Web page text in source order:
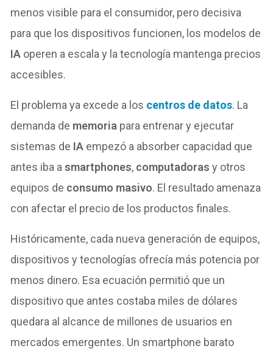
menos visible para el consumidor, pero decisiva
para que los dispositivos funcionen, los modelos de
IA operen a escala y la tecnología mantenga precios
accesibles.
El problema ya excede a los centros de datos. La
demanda de memoria para entrenar y ejecutar
sistemas de IA empezó a absorber capacidad que
antes iba asmartphones, computadorasy otros
equipos de consumo masivo. El resultado amenaza
con afectar el precio de los productos finales.
Históricamente, cada nueva generación de equipos,
dispositivos y tecnologías ofrecía más potencia por
menos dinero. Esa ecuación permitió que un
dispositivo que antes costaba miles de dólares
quedara al alcance de millones de usuarios en
mercados emergentes. Un smartphone barato